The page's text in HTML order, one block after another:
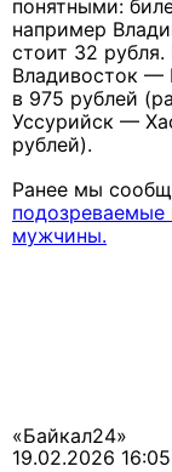
понятными:
например
стоит 32
Владивосток —
в 975 рублей
Уссурийск —
рублей).
Ранее мы
подозреваемые
мужчины.
«Байкал24»
19.02.2026 16:05